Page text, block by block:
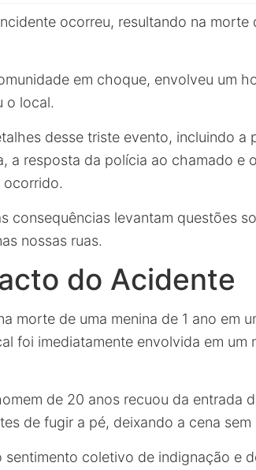
ocorreu, resultando na morte
em choque, envolveu um
o local.
desse triste evento, incluindo a
a resposta da polícia ao chamado e
ocorrido.
consequências levantam questões
nossas ruas.
do Acidente
morte de uma menina de 1 ano em
foi imediatamente envolvida em um
de 20 anos recuou da entrada
de fugir a pé, deixando a cena
sentimento coletivo de indignação e